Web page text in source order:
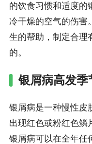
的饮食习惯和适度的
冷干燥的空气的伤害
生的帮助，制定合理
的。
银屑病高发季
银屑病是一种慢性皮
出现红色或粉红色鳞
银屑病可以在全年任